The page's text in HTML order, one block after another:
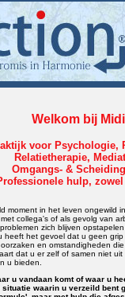
Welkom bij
voor Psychologie,
Relatietherapie,
Omgangs- &
hulp,
moment in het leven ongewild
collega's of als gevolg van
zich blijven
heeft het gevoel dat u geen
en omstandigheden
dat u er zelf of samen niet
u bieden.
u vandaan komt of waar u
waarin u verzeild bent